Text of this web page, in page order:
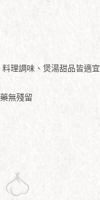
料理調味、煲湯甜品皆適宜
無殘留